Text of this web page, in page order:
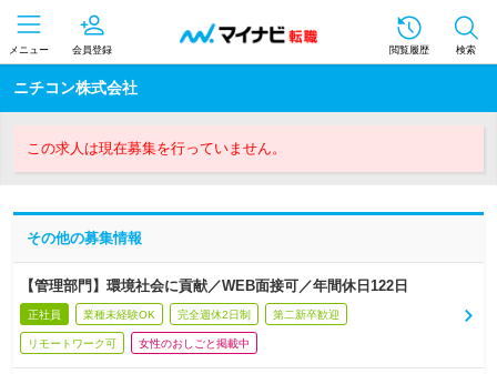
メニュー 会員登録 閲覧履歴 検索
ニチコン株式会社
この求人は現在募集を行っていません。
その他の募集情報
【管理部門】環境社会に貢献／WEB面接可／年間休日122日
正社員 業種未経験OK 完全週休2日制 第二新卒歓迎
リモートワーク可 女性のおしごと掲載中